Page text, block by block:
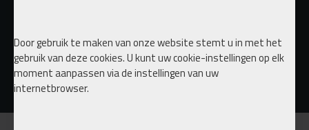
Door gebruik te maken van onze website stemt u in met het
gebruik van deze cookies. U kunt uw cookie-instellingen op elk
moment aanpassen via de instellingen van uw
internetbrowser.
Tornado Cleaning tool
€ 95,00 € 115,00
BNHF EDITION 1 management KIT tank & Compressor configurator
€ 1.299,00